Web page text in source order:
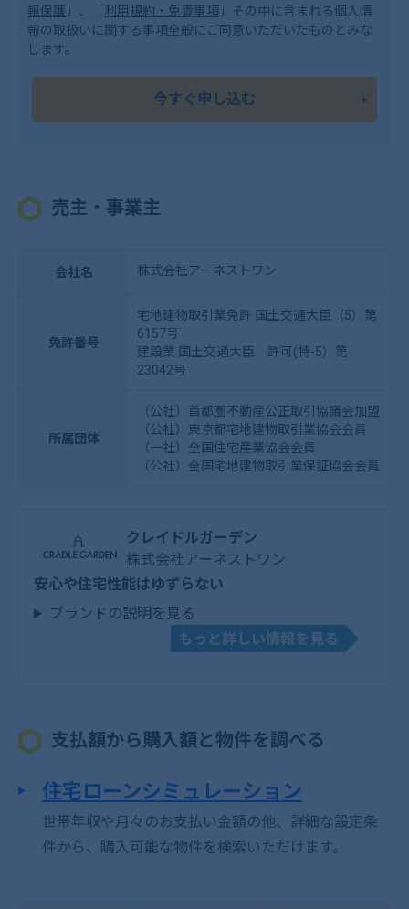
報保護 」、「 利用規約・免責事項 」その中に含まれる個人情
報の取扱いに関する事項全般にご同意いただいたものとみな
します。
今すぐ申し込む
売主・事業主
会社名 株式会社アーネストワン
免許番号
宅地建物取引業免許 国土交通大臣（5）第
6157号
建設業 国土交通大臣 許可(特-5）第
23042号
所属団体
（公社）首都圏不動産公正取引協議会加盟
（公社）東京都宅地建物取引業協会会員
（一社）全国住宅産業協会会員
（公社）全国宅地建物取引業保証協会会員
クレイドルガーデン
株式会社アーネストワン
安心や住宅性能はゆずらない
ブランドの説明を見る
もっと詳しい情報を見る
支払額から購入額と物件を調べる
住宅ローンシミュレーション
世帯年収や月々のお支払い金額の他、詳細な設定条
件から、購入可能な物件を検索いただけます。